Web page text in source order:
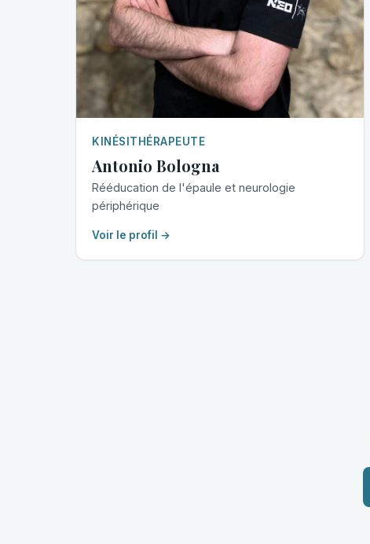
KINÉSITHÉRAPEUTE
Antonio Bologna
Rééducation de l'épaule et neurologie
périphérique
Voir le profil →